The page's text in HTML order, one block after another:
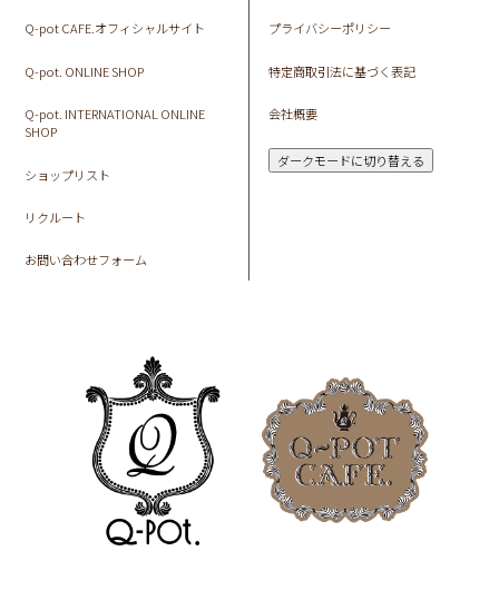
Q-pot CAFE.オフィシャルサイト
Q-pot. ONLINE SHOP
Q-pot. INTERNATIONAL ONLINE
SHOP
ショップリスト
リクルート
お問い合わせフォーム
プライバシーポリシー
特定商取引法に基づく表記
会社概要
ダークモードに切り替える